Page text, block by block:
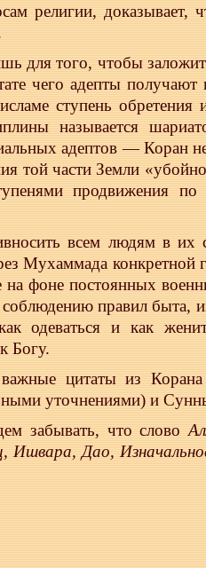
религии, доказывает,
для того, чтобы
чего адепты получают
ступень обретения
называется
адептов — Коран
той части Земли
продвижения по
всем людям в их
Мухаммада конкретной
фоне постоянных
правил быта,
одеваться и как
Богу.
цитаты из Корана
уточнениями) и
забывать, что слово
Ишвара, Дао,